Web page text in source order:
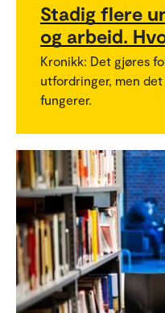
Stadig flere
og arbeid.
Kronikk: Det gjøres
utfordringer, men
fungerer.